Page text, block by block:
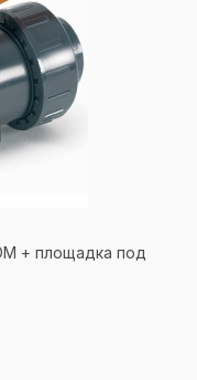
+ площадка под